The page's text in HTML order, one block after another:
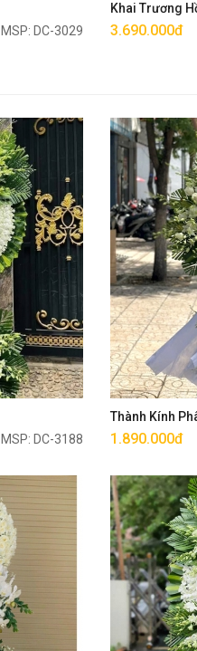
MSP: DC-3029
Khai Trương
3.690.000đ
MSP: DC-3188
Thành Kính
1.890.000đ